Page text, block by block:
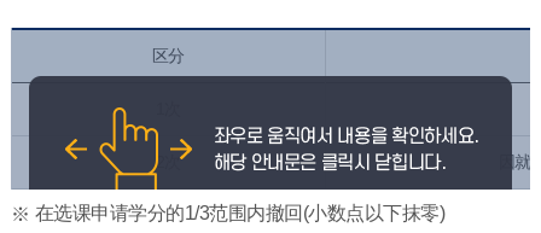
区分
2次 因
在选课申请学分的1/3范围内撤回(小数点以下抹零)